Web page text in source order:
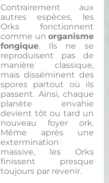
Contrairement aux
autres espèces, les
Orks fonctionnent
comme un organisme
fongique. Ils ne se
reproduisent pas de
manière classique,
mais disséminent des
spores partout où ils
passent. Ainsi, chaque
planète envahie
devient tôt ou tard un
nouveau foyer ork.
Même après une
extermination
massive, les Orks
finissent presque
toujours par revenir.